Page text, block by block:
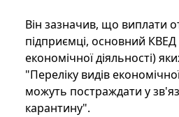
Він зазначив, що виплати
підприємці, основний КВЕД
економічної діяльності)
"Переліку видів
можуть постраждати у
карантину".